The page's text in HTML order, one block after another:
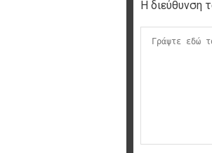
Η διεύθυνση